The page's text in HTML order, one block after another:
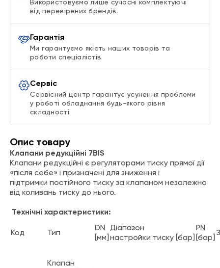
Використовуємо лише сучасні комплектуючі
від перевірених брендів.
Гарантія
Ми гарантуємо якість наших товарів та
роботи спеціалістів.
Сервіс
Сервісний центр гарантує усунення проблеми
у роботі обладнання будь-якого рівня
складності.
Опис товару
Клапани редукційні 7BIS
Клапани редукційні є регуляторами тиску прямої дії
«після себе» і призначені для зниження і
підтримки постійного тиску за клапаном незалежно
від коливань тиску до нього.
Технічні характеристики:
Код Тип
DN
[мм]
Діапазон
настройки тиску бар
PN
[бар]
Клапан